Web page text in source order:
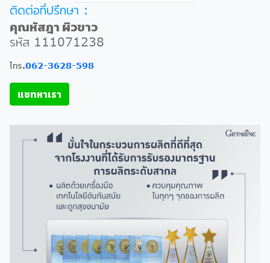
ติดต่อที่ปรึกษา :
คุณหัสฎา ผิวขาว
รหัส 111071238
โทร.062-3628-598
แชทหาเรา